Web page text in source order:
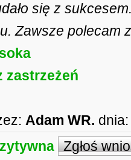
się z
Zawsze polecam
zastrzeżeń
Adam WR. dnia:
Zgłoś